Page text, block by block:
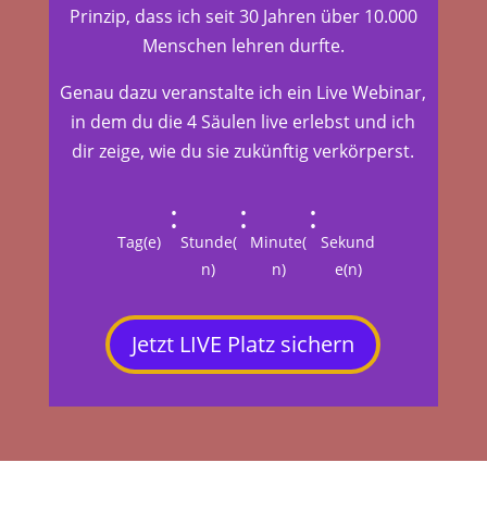
Prinzip, dass ich seit 30 Jahren über 10.000
Menschen lehren durfte.
Genau dazu veranstalte ich ein Live Webinar,
in dem du die 4 Säulen live erlebst und ich
dir zeige, wie du sie zukünftig verkörperst.
Tag(e)
:
Stunde(
n)
:
Minute(
n)
:
Sekund
e(n)
Jetzt LIVE Platz sichern